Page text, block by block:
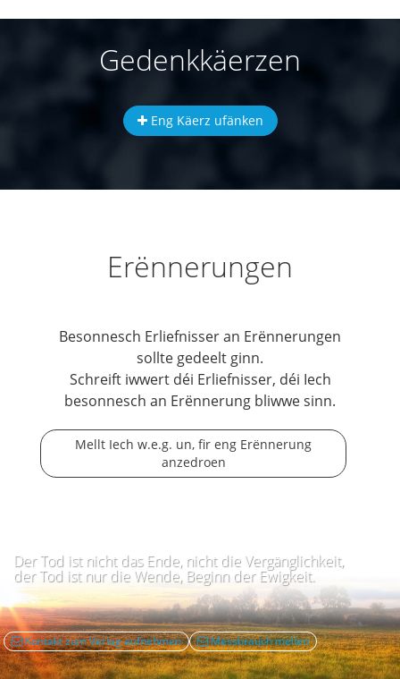
Gedenkkäerzen
Eng Käerz ufänken
Erënnerungen
Besonnesch Erliefnisser an Erënnerungen
sollte gedeelt ginn.
Schreift iwwert déi Erliefnisser, déi Iech
besonnesch an Erënnerung bliwwe sinn.
Mellt Iech w.e.g. un, fir eng Erënnerung
anzedroen
Der Tod ist nicht das Ende, nicht die Vergänglichkeit,
der Tod ist nur die Wende, Beginn der Ewigkeit.
Kontakt zum Verlag aufnehmen Mëssbrauch mellen